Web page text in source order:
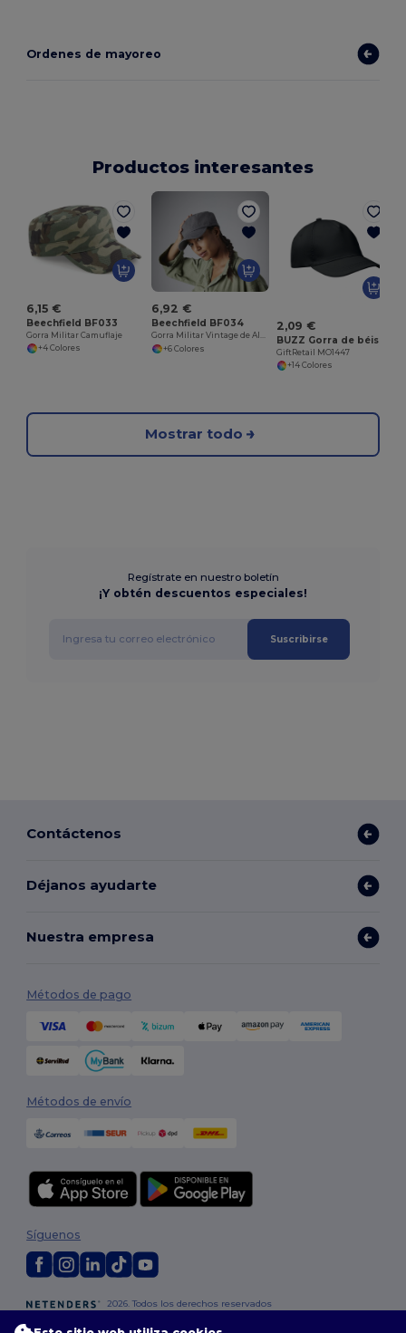
Ordenes de mayoreo
Productos interesantes
6,15 €
Beechfield BF033
Gorra Militar Camuflaje
+4 Colores
6,92 €
Beechfield BF034
Gorra Militar Vintage de Algodón Resistente
+6 Colores
2,09 €
BUZZ Gorra de béisbol de 5 paneles
GiftRetail MO1447
+14 Colores
Mostrar todo
Regístrate en nuestro boletín
¡Y obtén descuentos especiales!
Suscribirse
Contáctenos
Déjanos ayudarte
Nuestra empresa
Métodos de pago
Métodos de envío
2026. Todos los derechos reservados
Síguenos